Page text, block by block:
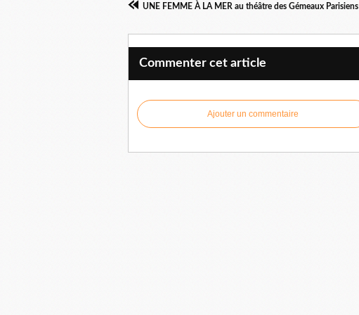
UNE FEMME À LA MER au théâtre des Gémeaux Parisiens
Commenter cet article
Ajouter un commentaire